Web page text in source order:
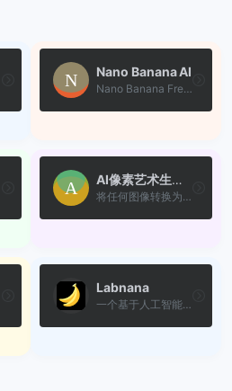
Nano Banana AI
Nano Banana Free（基于Googl...
AI像素艺术生成器
将任何图像转换为像素艺术，...
Labnana
一个基于人工智能技术的创意...